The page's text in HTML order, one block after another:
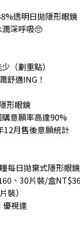
透明日拋隱形眼鏡
深呼吸🥺
（劃重點）
舒適ING！
形眼鏡
意願率高達90%
12月售後意願統計
每日拋棄式隱形眼鏡
、30片裝/盒
裝）
優視達